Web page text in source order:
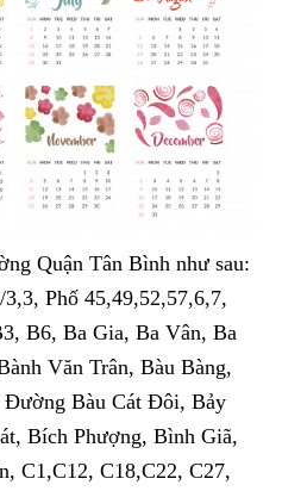
Quận Tân Bình như sau:
Phố 45,49,52,57,6,7,
B6, Ba Gia, Ba Vân, Ba
Văn Trân, Bàu Bàng,
Đường Bàu Cát Đôi, Bảy
Bích Phượng, Bình Giã,
C1,C12, C18,C22, C27,